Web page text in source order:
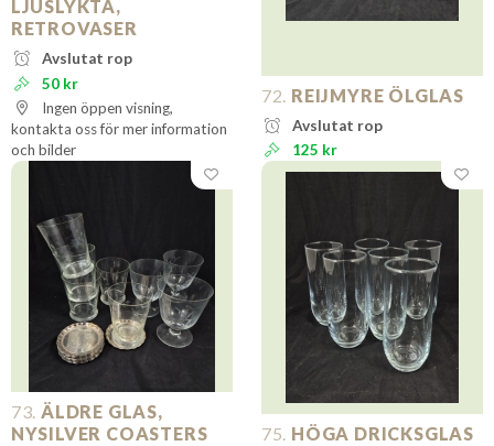
LJUSLYKTA,
RETROVASER
Avslutat rop
50 kr
Ingen öppen visning,
kontakta oss för mer information
och bilder
72. REIJMYRE ÖLGLAS
Avslutat rop
125 kr
73. ÄLDRE GLAS,
NYSILVER COASTERS
75. HÖGA DRICKSGLAS